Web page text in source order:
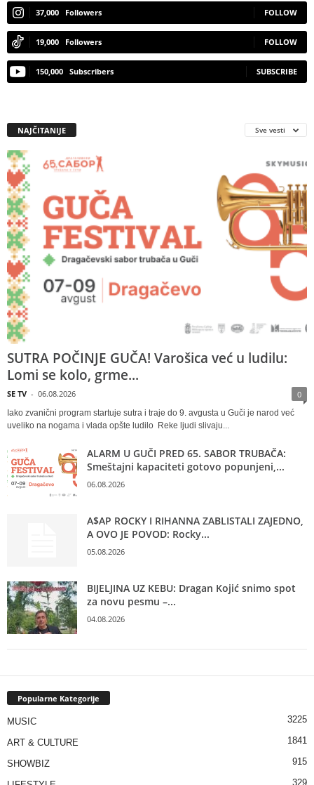
37,000 Followers FOLLOW
19,000 Followers FOLLOW
150,000 Subscribers SUBSCRIBE
NAJČITANIJE Sve vesti
SUTRA POČINJE GUČA! Varošica već u ludilu:
Lomi se kolo, grme...
SE TV - 06.08.2026 0
Iako zvanični program startuje sutra i traje do 9. avgusta u Guči je narod već
uveliko na nogama i vlada opšte ludilo Reke ljudi slivaju...
ALARM U GUČI PRED 65. SABOR TRUBAČA:
Smeštajni kapaciteti gotovo popunjeni,...
06.08.2026
A$AP ROCKY I RIHANNA ZABLISTALI ZAJEDNO,
A OVO JE POVOD: Rocky...
05.08.2026
BIJELJINA UZ KEBU: Dragan Kojić snimo spot
za novu pesmu –...
04.08.2026
Popularne Kategorije
MUSIC 3225
ART & CULTURE 1841
SHOWBIZ 915
329